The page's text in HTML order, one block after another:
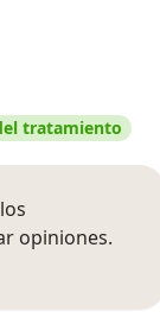
tratamiento
opiniones.